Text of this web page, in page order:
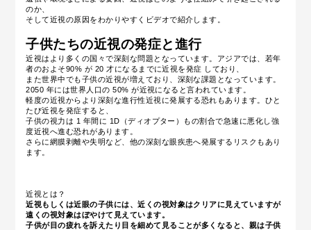
のか
そして近視の原因をわかりやすくビデオで紹介します。
子供たちの近視の発症と進行
近視はより多くの国々で深刻な問題となっています。アジアでは、若年
者のおよそ90% が 20 才になるまでに近視を発症 しており、
また世界中でも子供の近視が増えており、深刻な課題となっています。
2050 年には世界人口の 50% が近視になると言われています。
軽度の近視からより深刻な進行性近視に発展する恐れもあります。ひと
たび近視を発症すると、
子供の視力は 1 年間に 1D（ディオプター）もの割合で急速に悪化し強
度近視へ進む恐れがあります。
さらに網膜剥離や失明など、他の深刻な眼疾患へ発展するリスクもあり
ます。
近視とは？
近視もしくは近眼の子供には、近くの視対象はクリアに見えていますが
遠くの視対象はぼやけて見えています。
子供が目の疲れを訴えたり目を細めて見ることが多くなると、親は子供